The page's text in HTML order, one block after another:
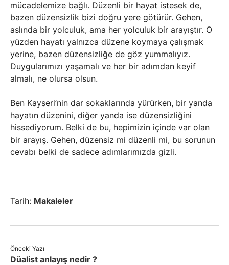
mücadelemize bağlı. Düzenli bir hayat istesek de,
bazen düzensizlik bizi doğru yere götürür. Gehen,
aslında bir yolculuk, ama her yolculuk bir arayıştır. O
yüzden hayatı yalnızca düzene koymaya çalışmak
yerine, bazen düzensizliğe de göz yummalıyız.
Duygularımızı yaşamalı ve her bir adımdan keyif
almalı, ne olursa olsun.
Ben Kayseri’nin dar sokaklarında yürürken, bir yanda
hayatın düzenini, diğer yanda ise düzensizliğini
hissediyorum. Belki de bu, hepimizin içinde var olan
bir arayış. Gehen, düzensiz mi düzenli mi, bu sorunun
cevabı belki de sadece adımlarımızda gizli.
Tarih: Makaleler
Önceki Yazı
Düalist anlayış nedir ?